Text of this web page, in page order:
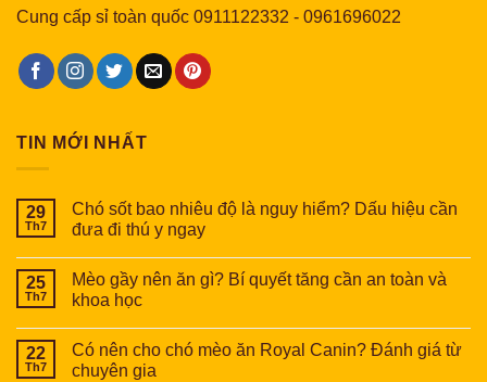
Cung cấp sỉ toàn quốc 0911122332 - 0961696022
TIN MỚI NHẤT
29
Th7
Chó sốt bao nhiêu độ là nguy hiểm? Dấu hiệu cần
đưa đi thú y ngay
25
Th7
Mèo gầy nên ăn gì? Bí quyết tăng cần an toàn và
khoa học
22
Th7
Có nên cho chó mèo ăn Royal Canin? Đánh giá từ
chuyên gia